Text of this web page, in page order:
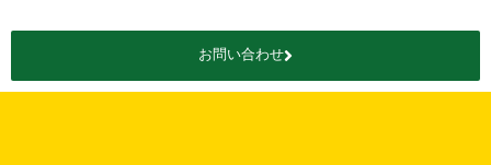
お問い合わせ